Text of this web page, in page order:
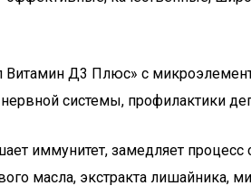
Д3 Плюс» с
системы, профилактики
иммунитет, замедляет процесс
масла, экстракта лишайника,